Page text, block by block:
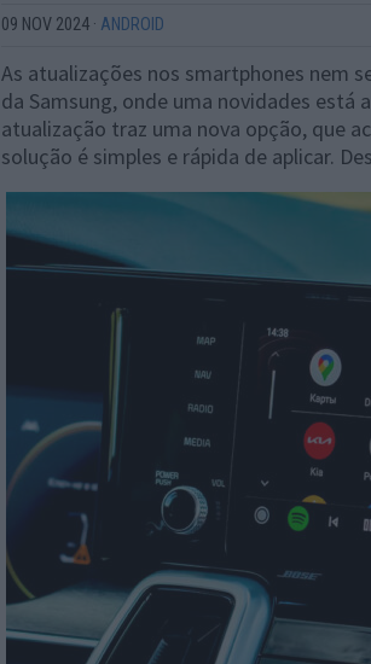
09 NOV 2024 · ANDROID
As atualizações nos smartphones nem
da Samsung, onde uma novidades está
atualização traz uma nova opção, que
solução é simples e rápida de aplicar.